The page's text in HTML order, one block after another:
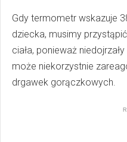
Gdy termometr wskazuje
dziecka, musimy
ciała, ponieważ
może niekorzystnie
drgawek gorączkowych.